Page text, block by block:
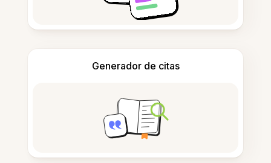
Generador de citas